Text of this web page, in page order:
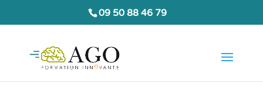
09 50 88 46 79